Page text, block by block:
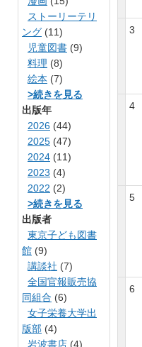
ストーリーテリ
ング (11)
児童図書 (9)
料理 (8)
絵本 (7)
>続きを見る
出版年
2026 (44)
2025 (47)
2024 (11)
2023 (4)
2022 (2)
>続きを見る
出版者
東京子ども図書
館 (9)
講談社 (7)
全国官報販売協
同組合 (6)
女子栄養大学出
版部 (4)
岩波書店 (4)
3
4
5
6